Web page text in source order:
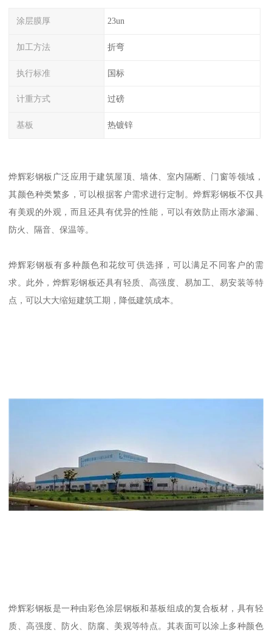
涂层膜厚 23un
加工方法 折弯
执行标准 国标
计重方式 过磅
基板 热镀锌
烨辉彩钢板广泛应用于建筑屋顶、墙体、室内隔断、门窗等领域，
其颜色种类繁多，可以根据客户需求进行定制。烨辉彩钢板不仅具
有美观的外观，而且还具有优异的性能，可以有效防止雨水渗漏、
防火、隔音、保温等。
烨辉彩钢板有多种颜色和花纹可供选择，可以满足不同客户的需
求。此外，烨辉彩钢板还具有轻质、高强度、易加工、易安装等特
点，可以大大缩短建筑工期，降低建筑成本。
烨辉彩钢板是一种由彩色涂层钢板和基板组成的复合板材，具有轻
质、高强度、防火、防腐、美观等特点。其表面可以涂上多种颜色